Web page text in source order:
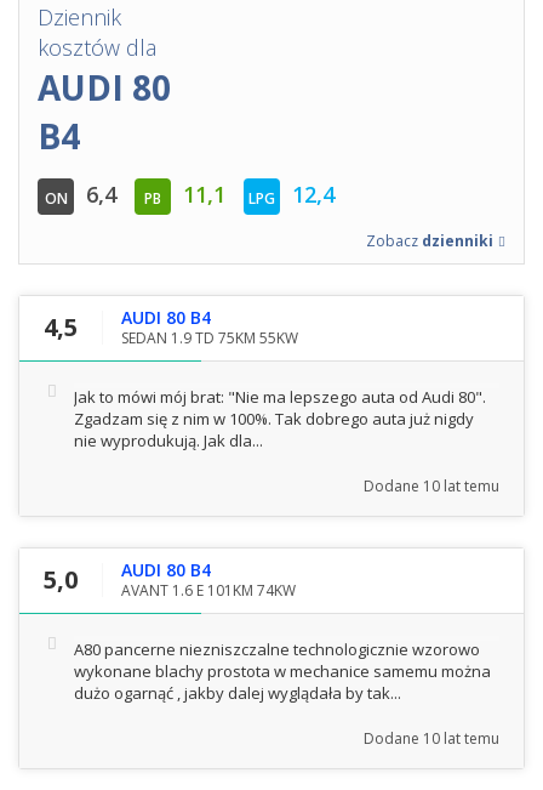
Dziennik
kosztów dla
AUDI 80
B4
ON 6,4 PB 11,1 LPG 12,4
Zobacz dzienniki
4,5 AUDI 80 B4
SEDAN 1.9 TD 75KM 55KW
Jak to mówi mój brat: "Nie ma lepszego auta od Audi 80".
Zgadzam się z nim w 100%. Tak dobrego auta już nigdy
nie wyprodukują. Jak dla...
Dodane 10 lat temu
5,0 AUDI 80 B4
AVANT 1.6 E 101KM 74KW
A80 pancerne niezniszczalne technologicznie wzorowo
wykonane blachy prostota w mechanice samemu można
dużo ogarnąć , jakby dalej wyglądała by tak...
Dodane 10 lat temu